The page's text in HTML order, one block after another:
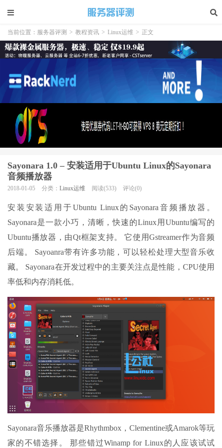
当前位置： 服务器评测 > 教程资讯 > Linux运维 > 正文
Sayonara 1.0 – 安装适用于Ubuntu Linux的Sayonara
音频播放器
2018-01-05 分类： Linux运维 阅读(533) 评论(0)
安装安装适用于Ubuntu Linux的Sayonara音频播放器。
Sayonara是一款小巧，清晰，快速的Linux用Ubuntu编写的
Ubuntu播放器，由Qt框架支持。 它使用Gstreamer作为音频
后端。 Sayoanra带有许多功能，可以轻松处理大型音乐收
藏。 Sayonara在开发过程中的主要关注点是性能，CPU使用
率低和内存消耗低。
Sayonara音乐播放器是Rhythmbox，Clementine或Amarok等玩
家的不错选择。 那些错过Winamp for Linux的人应该试试